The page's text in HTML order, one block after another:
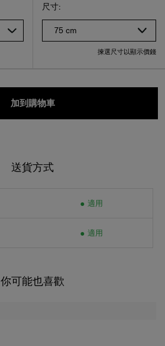
選擇尺碼
Select
尺寸:
75 cm
揀選尺寸以顯示價錢
加到購物車
送貨方式
適用
適用
你可能也喜歡